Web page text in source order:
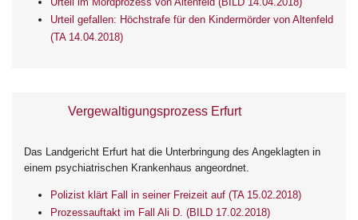
Urteil gefallen: Höchstrafe für den Kindermörder von Altenfeld
(TA 14.04.2018)
Vergewaltigungsprozess Erfurt
Das Landgericht Erfurt hat die Unterbringung des Angeklagten in
einem psychiatrischen Krankenhaus angeordnet.
Polizist klärt Fall in seiner Freizeit auf (TA 15.02.2018)
Prozessauftakt im Fall Ali D. (BILD 17.02.2018)